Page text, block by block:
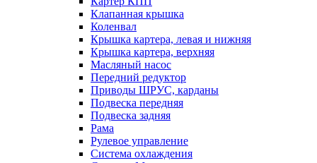
Клапанная крышка
Коленвал
Крышка картера, левая и нижняя
Крышка картера, верхняя
Масляный насос
Передний редуктор
Приводы ШРУС, карданы
Подвеска передняя
Подвеска задняя
Рама
Рулевое управление
Система охлаждения